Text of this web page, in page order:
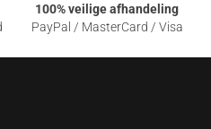
100% veilige afhandeling
PayPal / MasterCard / Visa